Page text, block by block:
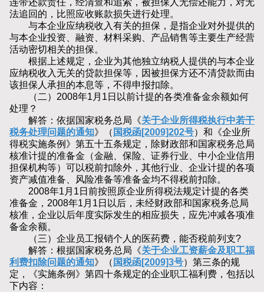
连带还款责任，经清查和追索，被担保人无偿还能力，对无
法追回的，比照应收账款损失进行处理。
与本企业应纳税收入有关的担保，是指企业对外提供的
与本企业投资、融资、材料采购、产品销售等主要生产经营
活动密切相关的担保。
根据上述规定，企业为其他独立纳税人提供的与本企业
应纳税收入无关的贷款担保等，因被担保方还不清贷款而由
该担保人承担的本息等，不得申报扣除。
（二）2008年1月1日以前计提的各类准备金余额如何
处理？
解答：依据国家税务总局《关于企业所得税执行中若干
税务处理问题的通知》（ 国税函[2009]202号）和《企业所
得税实施条例》第五十五条规定，除财政部和国家税务总局
核准计提的准备金（金融、保险、证券行业、中小企业信用
担保机构等）可以税前扣除外，其他行业、企业计提的各项
资产减值准备、风险准备等准备金均不得税前扣除。
2008年1月1日前按照原企业所得税法规定计提的各类
准备金，2008年1月1日以后，未经财政部和国家税务总局
核准，企业以后年度实际发生的相应损失，应先冲减各项准
备金余额。
（三）企业员工报销个人的医药费，能否税前列支?
解答：根据国家税务总局《关于企业工资薪金及职工福
利费扣除问题的通知》（ 国税函[2009]3号）第三条的规
定，《实施条例》第四十条规定的企业职工福利费，包括以
下内容：